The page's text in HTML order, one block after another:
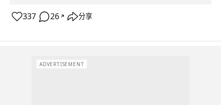
337 26 ↗ 分享
ADVERTISEMENT